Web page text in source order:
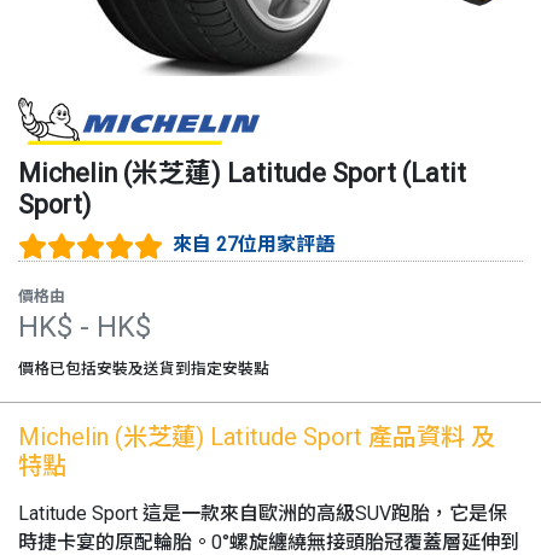
Michelin (米芝蓮) Latitude Sport (Latit
Sport)
來自 27位用家評語
價格由
HK$ - HK$
價格已包括安裝及送貨到指定安裝點
Michelin (米芝蓮) Latitude Sport 產品資料 及
特點
Latitude Sport 這是一款來自歐洲的高級SUV跑胎，它是保
時捷卡宴的原配輪胎。0°螺旋纏繞無接頭胎冠覆蓋層延伸到